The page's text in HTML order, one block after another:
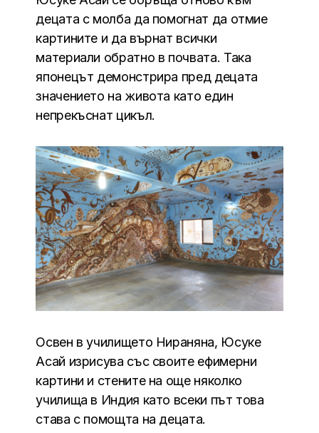
децата с молба да помогнат да отмие
картините и да върнат всички
материали обратно в почвата. Така
японецът демонстрира пред децата
значението на живота като един
непрекъснат цикъл.
Освен в училището Нираняна, Юсуке
Асай изрисува със своите ефимерни
картини и стените на още няколко
училища в Индия като всеки път това
става с помощта на децата.